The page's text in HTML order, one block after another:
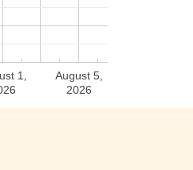
1,
August 5,
2026